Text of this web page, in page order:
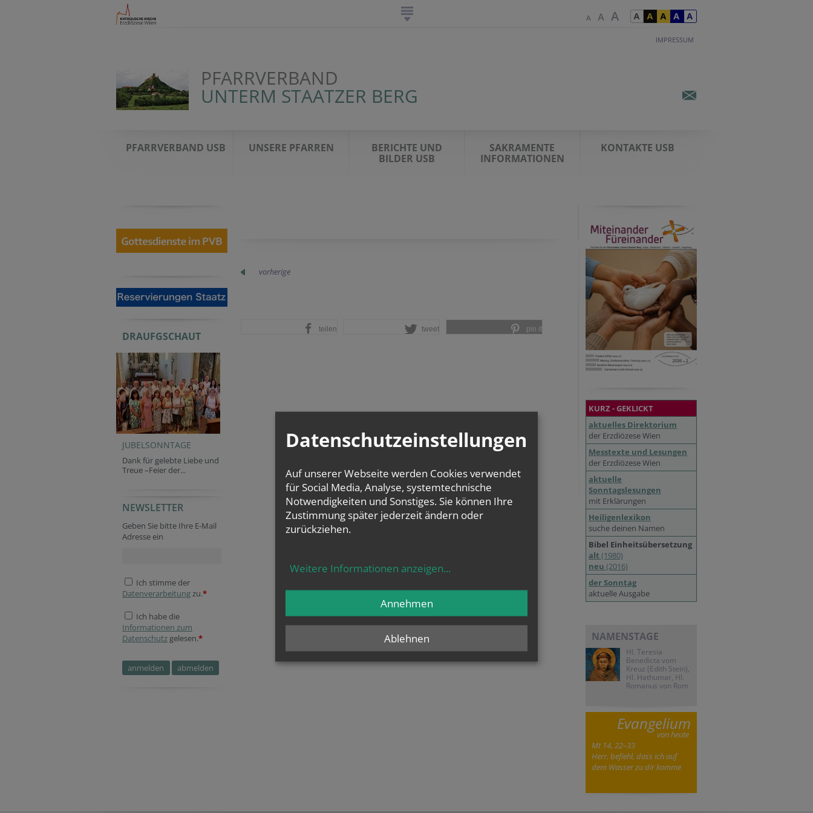
IMPRESSUM
PFARRVERBAND
UNTERM STAATZER BERG
PFARRVERBAND USB UNSERE PFARREN
BERICHTE UND
BILDER USB
SAKRAMENTE
INFORMATIONEN
KONTAKTE USB
DRAUFGSCHAUT
JUBELSONNTAGE
Dank für gelebte Liebe und
Treue –Feier der...
URL
Company website
Secondary phone
NEWSLETTER
Geben Sie bitte Ihre E-Mail
Adresse ein
Ich stimme der
Datenverarbeitungzu.*
Ich habe die
Informationen zum
Datenschutz gelesen.*
vorherige
teilen tweet pin it
KURZ - GEKLICKT
aktuelles Direktorium
der Erzdiözese Wien
Messtexte und Lesungen
der Erzdiözese Wien
aktuelle
Sonntagslesungen
mit Erklärungen
Heiligenlexikon
suche deinen Namen
Bibel Einheitsübersetzung
alt (1980)
neu (2016)
der Sonntag
aktuelle Ausgabe
NAMENSTAGE
Hl. Teresia
Benedicta vom
Kreuz (Edith Stein),
Hl. Hathumar, Hl.
Romanus von Rom
Evangelium
von heute
Mt 14, 22–33
Herr, befiehl, dass ich auf
dem Wasser zu dir komme
Datenschutzeinstellungen
Auf unserer Webseite werden Cookies verwendet
für Social Media, Analyse, systemtechnische
Notwendigkeiten und Sonstiges. Sie können Ihre
Zustimmung später jederzeit ändern oder
zurückziehen.
Weitere Informationen anzeigen...
Ablehnen
Annehmen